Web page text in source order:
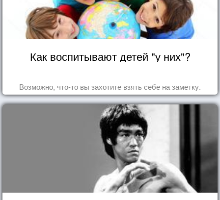
Как воспитывают детей "у них"?
Возможно, что-то вы захотите взять себе на заметку.